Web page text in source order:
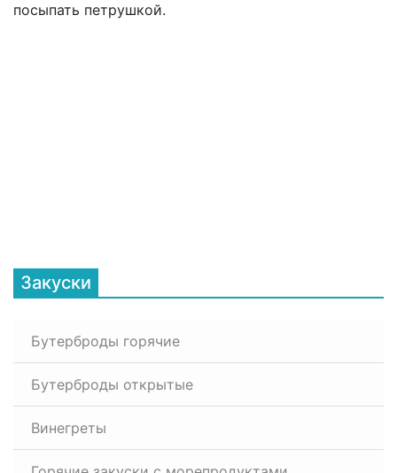
посыпать петрушкой.
Закуски
Бутерброды горячие
Бутерброды открытые
Винегреты